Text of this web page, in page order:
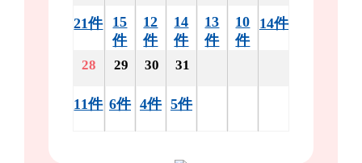
21件
15
件
12
件
14
件
13
件
10
件
14件
28
11件
29
6件
30
4件
31
5件